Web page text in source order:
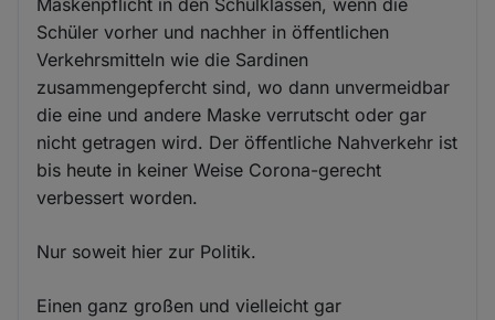
Schüler vorher und nachher in öffentlichen
Verkehrsmitteln wie die Sardinen
zusammengepfercht sind, wo dann unvermeidbar
die eine und andere Maske verrutscht oder gar
nicht getragen wird. Der öffentliche Nahverkehr ist
bis heute in keiner Weise Corona-gerecht
verbessert worden.
Nur soweit hier zur Politik.
Einen ganz großen und vielleicht gar